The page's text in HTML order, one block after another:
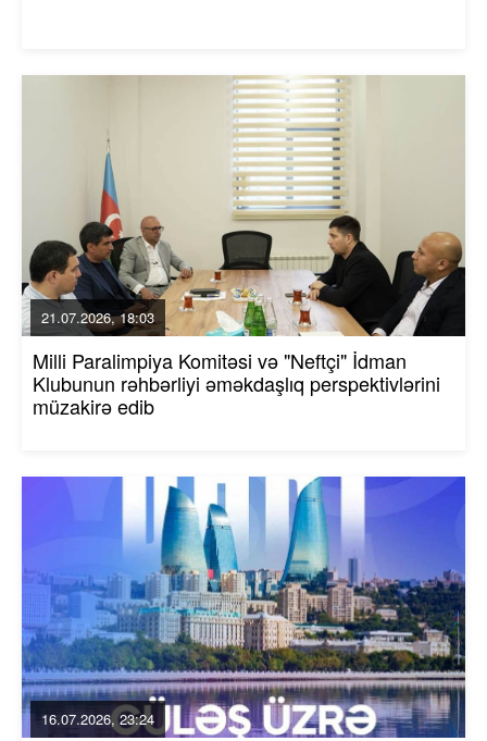
21.07.2026, 18:03
Milli Paralimpiya Komitəsi və "Neftçi" İdman
Klubunun rəhbərliyi əməkdaşlıq perspektivlərini
müzakirə edib
16.07.2026, 23:24